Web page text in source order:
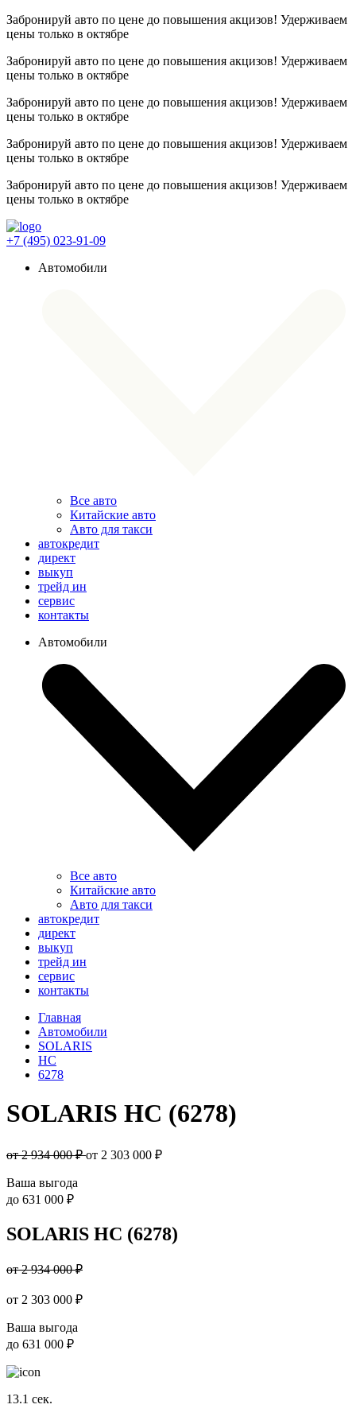
Забронируй авто по цене до повышения акцизов! Удерживаем
цены только в октябре
Забронируй авто по цене до повышения акцизов! Удерживаем
цены только в октябре
Забронируй авто по цене до повышения акцизов! Удерживаем
цены только в октябре
Забронируй авто по цене до повышения акцизов! Удерживаем
цены только в октябре
Забронируй авто по цене до повышения акцизов! Удерживаем
цены только в октябре
+7 (495) 023-91-09
Автомобили
Все авто
Китайские авто
Авто для такси
автокредит
директ
выкуп
трейд ин
сервис
контакты
Автомобили
Все авто
Китайские авто
Авто для такси
автокредит
директ
выкуп
трейд ин
сервис
контакты
Главная
Автомобили
SOLARIS
HC
6278
SOLARIS HC (6278)
от 2 934 000 ₽от 2 303 000 ₽
Ваша выгода
до 631 000 ₽
SOLARIS HC (6278)
от 2 934 000 ₽
от 2 303 000 ₽
Ваша выгода
до 631 000 ₽
13.1 сек.